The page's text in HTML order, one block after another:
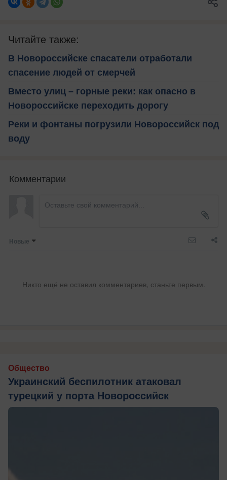
Читайте также:
В Новороссийске спасатели отработали
спасение людей от смерчей
Вместо улиц – горные реки: как опасно в
Новороссийске переходить дорогу
Реки и фонтаны погрузили Новороссийск под
воду
Комментарии
Новые
Никто ещё не оставил комментариев, станьте первым.
Общество
Украинский беспилотник атаковал
турецкий у порта Новороссийск